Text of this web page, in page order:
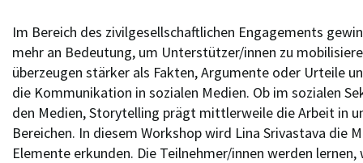
Im Bereich des zivilgesellschaftlichen Engagements
mehr an Bedeutung, um Unterstützer/innen zu
überzeugen stärker als Fakten, Argumente oder Urteile
die Kommunikation in sozialen Medien. Ob im sozialen
den Medien, Storytelling prägt mittlerweile die Arbeit in
Bereichen. In diesem Workshop wird Lina Srivastava die
Elemente erkunden. Die Teilnehmer/innen werden